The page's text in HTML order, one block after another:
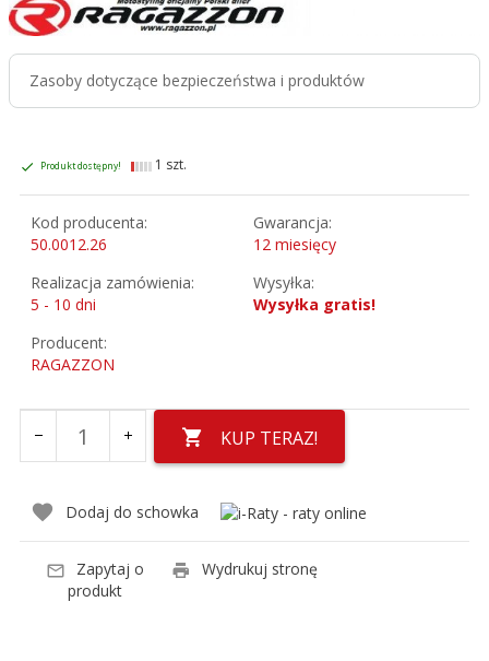
Zasoby dotyczące bezpieczeństwa i produktów
Produkt dostępny! 1 szt.
Kod producenta:
50.0012.26
Gwarancja:
12 miesięcy
Realizacja zamówienia:
5 - 10 dni
Wysyłka:
Wysyłka gratis!
Producent:
RAGAZZON
KUP TERAZ!
Dodaj do schowka
Zapytaj o
produkt
Wydrukuj stronę